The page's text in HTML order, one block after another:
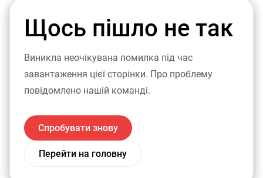
Щось пішло не так
Виникла неочікувана помилка під час
завантаження цієї сторінки. Про проблему
повідомлено нашій команді.
Спробувати знову
Перейти на головну